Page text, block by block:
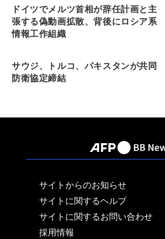
ドイツでメルツ首相が辞任計画と主
張する偽動画拡散、背後にロシア系
情報工作組織
サウジ、トルコ、パキスタンが共同
防衛協定締結
サイトからのお知らせ
サイトに関するヘルプ
サイトに関するお問い合わせ
採用情報